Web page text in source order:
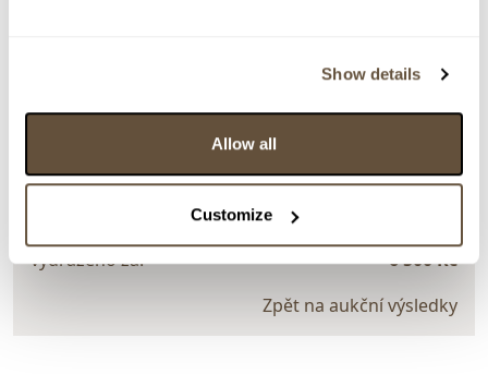
Show details
Allow all
Customize
Pavel Hlava
135209. Zelená váza "Mozek"
vydraženo za:
6 500 Kč
Zpět na aukční výsledky